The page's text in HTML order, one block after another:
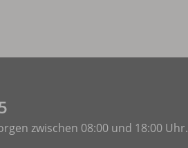
zwischen 08:00 und 18:00 Uhr.